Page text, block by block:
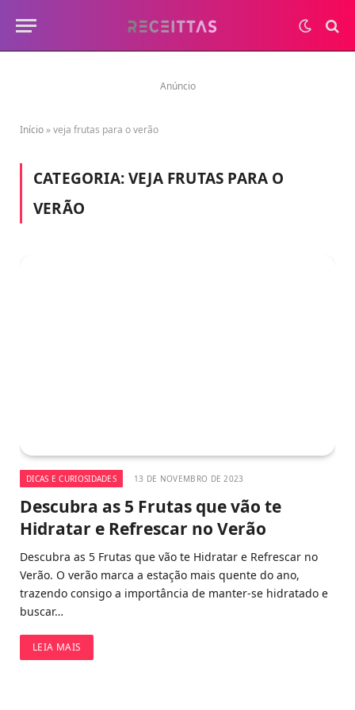
Anúncio
Início »veja frutas para o verão
CATEGORIA:VEJA FRUTAS PARA O
VERÃO
DICAS E CURIOSIDADES 13 DE NOVEMBRO DE 2023
Descubra as 5 Frutas que vão te
Hidratar e Refrescar no Verão
Descubra as 5 Frutas que vão te Hidratar e Refrescar no
Verão. O verão marca a estação mais quente do ano,
trazendo consigo a importância de manter-se hidratado e
buscar…
LEIA MAIS